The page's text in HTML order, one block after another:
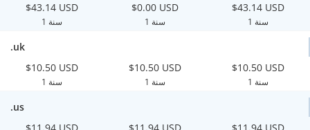
$43.14 USD
1 سنة
$0.00 USD
1 سنة
$43.14 USD
1 سنة
.uk
$10.50 USD
1 سنة
$10.50 USD
1 سنة
$10.50 USD
1 سنة
.us